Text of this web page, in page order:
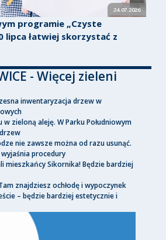
24.07.2026
programie „Czyste
lipca łatwiej skorzystać z
- Więcej zieleni
inwentaryzacja drzew w
zieloną aleję. W Parku Południowym
nie zawsze można od razu usunąć.
procedury
mieszkańcy Sikornika! Będzie bardziej
znajdziesz ochłodę i wypoczynek
– będzie bardziej estetycznie i